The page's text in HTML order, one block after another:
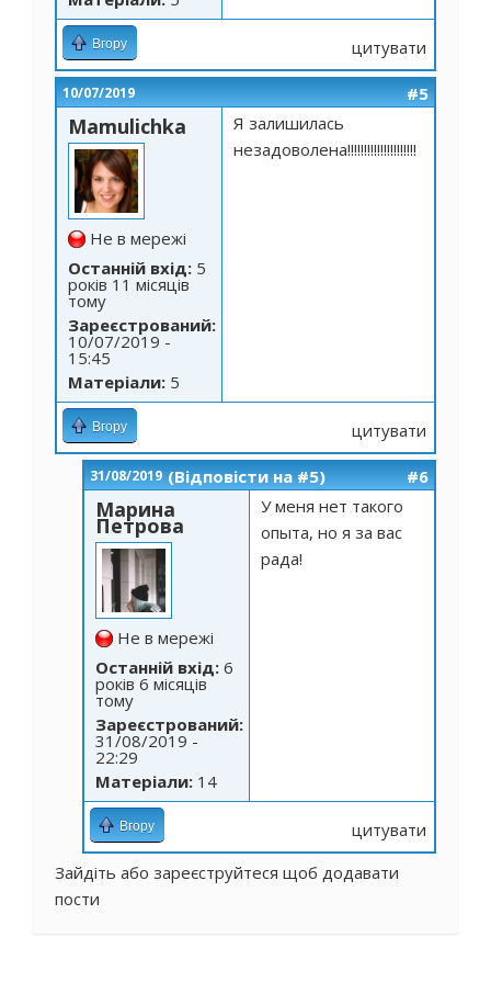
Вгору цитувати
10/07/2019 #5
Mamulichka
Не в мережі
Останній вхід: 5
років 11 місяців
тому
Зареєстрований:
10/07/2019 -
15:45
Матеріали: 5
Я залишилась
незадоволена!!!!!!!!!!!!!!!!!!!!!
Вгору цитувати
31/08/2019 (Відповісти на #5) #6
Марина
Петрова
Не в мережі
Останній вхід: 6
років 6 місяців
тому
Зареєстрований:
31/08/2019 -
22:29
Матеріали: 14
У меня нет такого
опыта, но я за вас
рада!
Вгору
цитувати
Зайдіть або зареєструйтеся щоб додавати
пости